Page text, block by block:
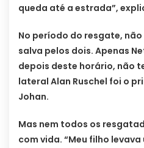
queda até a estrada”,
No período do resgate,
salva pelos dois. Apenas
depois deste horário, não
lateral Alan Ruschel foi o
Johan.
Mas nem todos os
com vida. “Meu filho